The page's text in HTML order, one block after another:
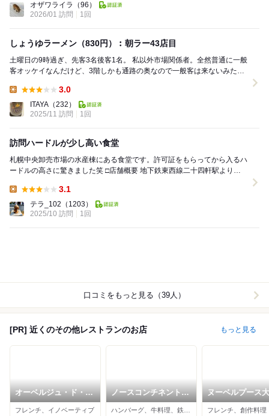
オザワライラ
（96）
2026/01 訪問
1回
しょうゆラーメン（830円）︰朝ラー43店目
土曜日の9時過ぎ、先客3名後客1名。 私以外市場関係者。全然普通に一般
客オッケイなんだけど、3階しかも通路の奥なので一般客は来ないみた
3.0
ITAYA （232）
2025/11 訪問
1回
訪問ハードルが少し高い食堂
札幌中央卸売市場の水産棟にある食堂です。許可証をもらってから入るハ
ードルの高さに驚きました笑 □店舗概要 地下鉄東西線二十四軒駅より、
3.1
テラ_102 （1203）
2025/10 訪問
1回
口コミをもっと見る（39人）
[PR] 近くのその他レストランのお店 もっと見る
オーベルジュ・ド・リ
ル サッポロ
フレンチ、イノベーティブ
ノースコンチネント
MIYANOMORI
ヌーベルプース
フレンチ、創作料理